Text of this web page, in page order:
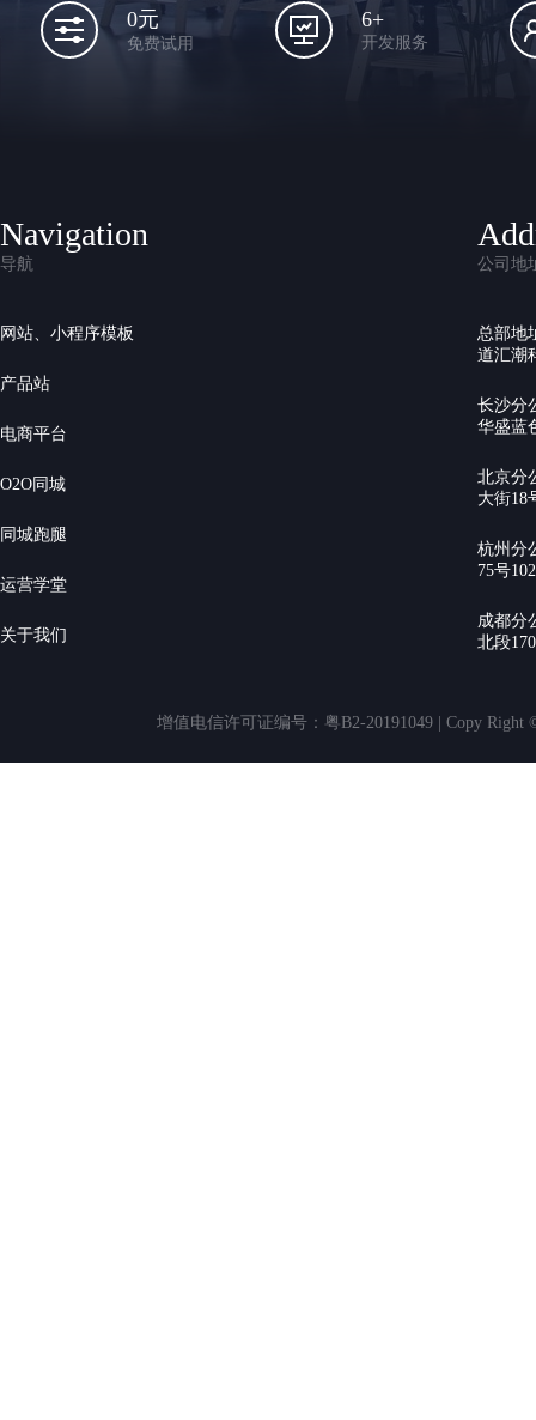
0元
免费试用
6+
开发服务
Navigation
导航
网站、小程序模板
产品站
电商平台
O2O同城
同城跑腿
运营学堂
关于我们
公司地
总部地
道汇潮
长沙分
华盛蓝
北京分
大街18
杭州分
75号
成都分
北段
增值电信许可证编号：粤B2-20191049 | Copy